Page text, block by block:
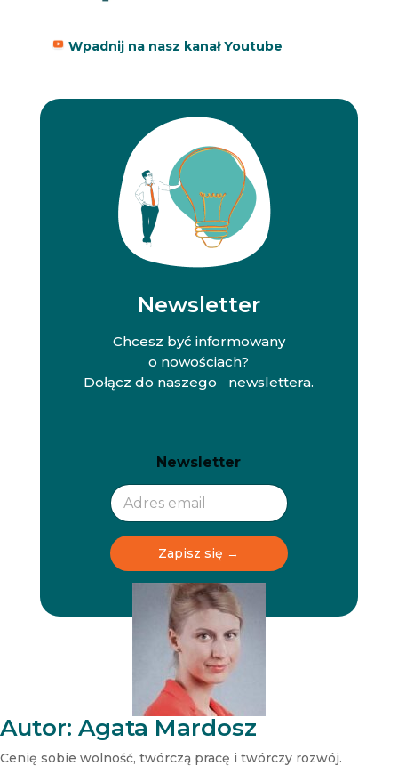
Wpadnij na nasz kanał Youtube
Newsletter
Chcesz być informowany
o nowościach?
Dołącz do naszego newslettera.
e
w
s
e
t
t
e
r
e
w
s
e
t
t
e
r
N
e
w
s
l
e
t
t
e
Newsletter
Zapisz się →
Autor: Agata Mardosz
Cenię sobie wolność, twórczą pracę i twórczy rozwój.